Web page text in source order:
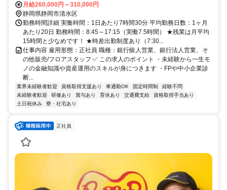
月給260,000円～310,000円
静岡県静岡市清水区
勤務時間詳細 実働時間：1日あたり7時間30分 平均勤務日数：1ヶ月
あたり20日 勤務時間：8:45～17:15（実働7.5時間） ★残業は月平均
15時間と少なめです！ ★時差出勤制度あり（7:30...
仕事内容 雇用形態：正社員 職種：銀行個人営業、銀行法人営業、そ
の他販売/フロアスタッフ ✅ この求人のポイント ・未経験から一生モ
ノの金融知識や資産運用のスキルが身につきます ・FPや中小企業診
断...
業界未経験者歓迎 資格取得支援あり 車通勤OK 固定時間制
経験不問
未経験者歓迎
研修あり 賞与あり 育休あり 交通費支給
資格取得手当あり
土日祝休み
寮・社宅あり
正社員